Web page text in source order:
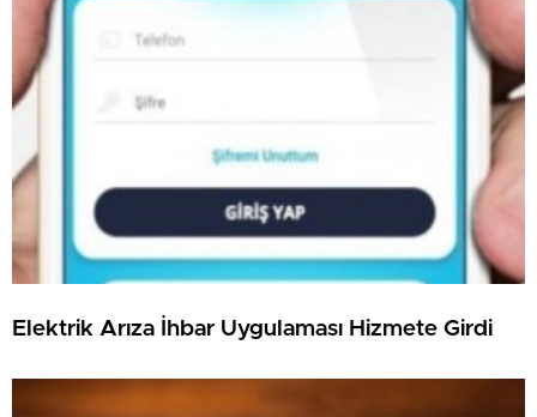
Elektrik Arıza İhbar Uygulaması Hizmete Girdi